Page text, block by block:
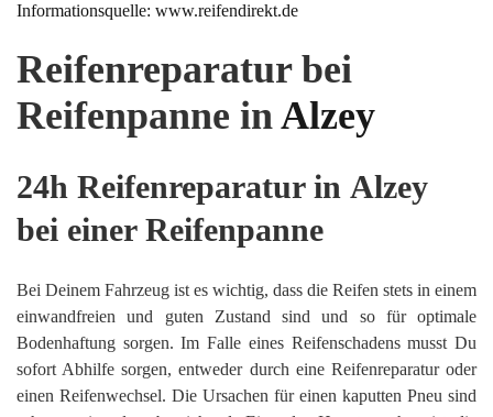
Informationsquelle: www.reifendirekt.de
Reifenreparatur bei
Reifenpanne inAlzey
24h Reifenreparatur in Alzey
bei einer Reifenpanne
Bei Deinem Fahrzeug ist es wichtig, dass die Reifen stets in einem
einwandfreien und guten Zustand sind und so für optimale
Bodenhaftung sorgen. Im Falle eines Reifenschadens musst Du
sofort Abhilfe sorgen, entweder durch eine Reifenreparatur oder
einen Reifenwechsel. Die Ursachen für einen kaputten Pneu sind